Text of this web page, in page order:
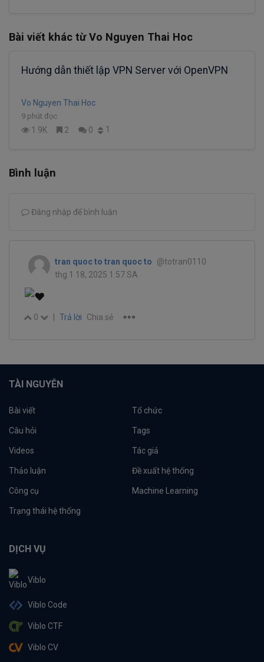
Bài viết khác từ Vo Nguyen Thai Hoc
Hướng dẫn thiết lập VPN Server với OpenVPN
Vo Nguyen Thai Hoc
9 phút đọc
1.9K 2 0 1
Bình luận
Đăng nhập để bình luận
tran quoc to tran quoc to
@totran0110
thg 1 18, 2025 1:57 SA
0 Trả lời Chia sẻ
TÀI NGUYÊN
Bài viết Tổ chức
Câu hỏi Tags
Videos Tác giả
Thảo luận Đề xuất hệ thống
Công cụ Machine Learning
Trạng thái hệ thống
DỊCH VỤ
Viblo
Viblo Code
Viblo CTF
Viblo CV